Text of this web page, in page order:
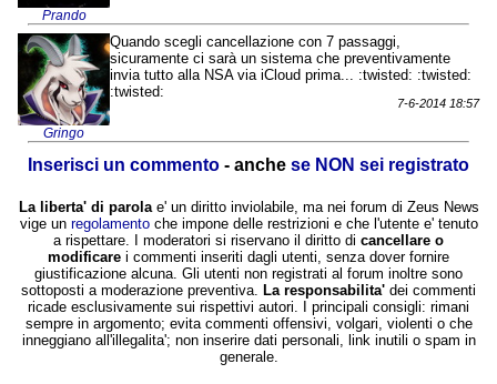
Prando
Gringo
Quando scegli cancellazione con 7 passaggi,
sicuramente ci sarà un sistema che preventivamente
invia tutto alla NSA via iCloud prima... :twisted: :twisted:
:twisted:
7-6-2014 18:57
Inserisci un commento - anche se NON sei registrato
La liberta' di parolae' un diritto inviolabile, ma nei forum di Zeus News
vige un regolamentoche impone delle restrizioni e che l'utente e' tenuto
a rispettare. I moderatori si riservano il diritto di cancellare o
modificare i commenti inseriti dagli utenti, senza dover fornire
giustificazione alcuna. Gli utenti non registrati al forum inoltre sono
sottoposti a moderazione preventiva. La responsabilita' dei commenti
ricade esclusivamente sui rispettivi autori. I principali consigli: rimani
sempre in argomento; evita commenti offensivi, volgari, violenti o che
inneggiano all'illegalita'; non inserire dati personali, link inutili o spam in
generale.